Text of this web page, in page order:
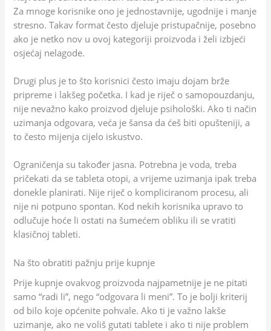
Za mnoge korisnike ono je jednostavnije, ugodnije i manje
stresno. Takav format često djeluje pristupačnije, posebno
ako je netko nov u ovoj kategoriji proizvoda i želi izbjeći
osjećaj nelagode.
Drugi plus je to što korisnici često imaju dojam brže
pripreme i lakšeg početka. I kad je riječ o samopouzdanju,
nije nevažno kako proizvod djeluje psihološki. Ako ti način
uzimanja odgovara, veća je šansa da ćeš biti opušteniji, a
to često mijenja cijelo iskustvo.
Ograničenja su također jasna. Potrebna je voda, treba
pričekati da se tableta otopi, a vrijeme uzimanja ipak treba
donekle planirati. Nije riječ o kompliciranom procesu, ali
nije ni potpuno spontan. Kod nekih korisnika upravo to
odlučuje hoće li ostati na šumećem obliku ili se vratiti
klasičnoj tableti.
Na što obratiti pažnju prije kupnje
Prije kupnje ovakvog proizvoda najpametnije je ne pitati
samo “radi li”, nego “odgovara li meni”. To je bolji kriterij
od bilo koje općenite pohvale. Ako ti je važno lakše
uzimanje, ako ne voliš gutati tablete i ako ti nije problem